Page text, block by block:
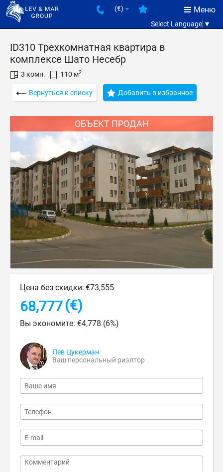
Меню
(€)
Select Language ▼
ID310 Трехкомнатная квартира в
комплексе Шато Несебр
3 комн. 110 м2
Вернуться к списку Добавить в избранное
ОБЪЕКТ ПРОДАН
Цена без скидки: €73,555
68,777(€)
Вы экономите: €4,778 (6%)
Лев Цукерман
Ваш персональный риэлтор